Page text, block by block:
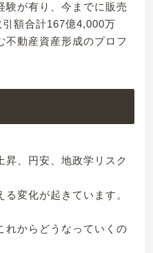
験が有り、今までに販売
額合計167億4,000万
不動産資産形成のプロフ
昇、円安、地政学リスク
変化が起きています。
れからどうなっていくの